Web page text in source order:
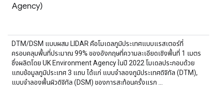
Agency)
DTM/DSM แบบผสม LIDAR คือโมเดลภูมิประเทศแบบแรสเตอร์ที่
ครอบคลุมพื้นที่ประมาณ 99% ของอังกฤษที่ความละเอียดเชิงพื้นที่ 1 เมตร
ซึ่งผลิตโดย UK Environment Agency ในปี 2022 โมเดลประกอบด้วย
แถบข้อมูลภูมิประเทศ 3 แถบ ได้แก่ แบบจำลองภูมิประเทศดิจิทัล (DTM),
แบบจำลองพื้นผิวดิจิทัล (DSM) ของการสะท้อนครั้งแรก …